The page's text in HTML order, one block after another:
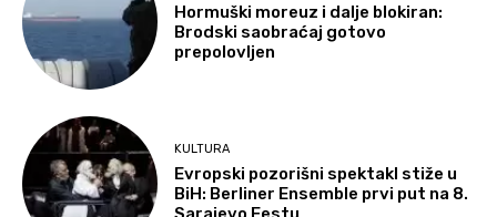
Hormuški moreuz i dalje blokiran:
Brodski saobraćaj gotovo
prepolovljen
KULTURA
Evropski pozorišni spektakl stiže u
BiH: Berliner Ensemble prvi put na 8.